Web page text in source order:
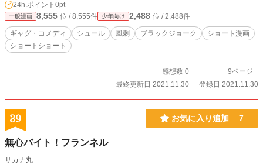
24h.ポイント 0pt
一般漫画 8,555 位 / 8,555件 少年向け 2,488 位 / 2,488件
ギャグ・コメディ シュール 風刺 ブラックジョーク
ショート漫画
ショートショート
感想数 0
9ページ
最終更新日 2021.11.30
登録日 2021.11.30
39 お気に入り追加 7
無心バイト！フランネル
サカナ丸